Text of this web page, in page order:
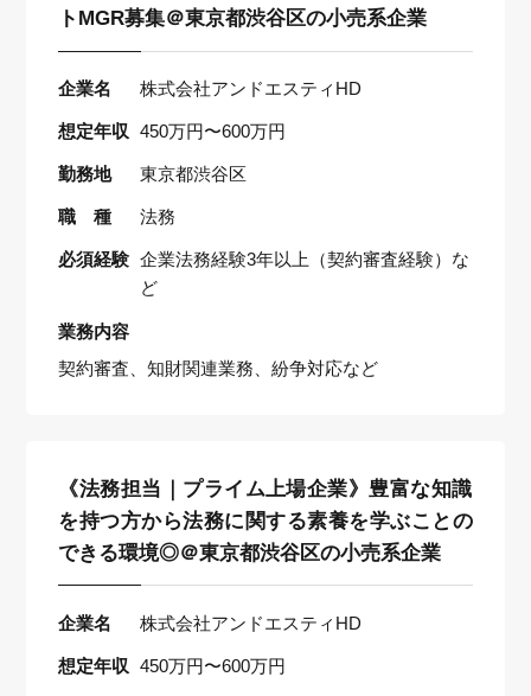
トMGR募集＠東京都渋谷区の小売系企業
企業名 株式会社アンドエスティHD
想定年収 450万円〜600万円
勤務地 東京都渋谷区
職 種 法務
必須経験 企業法務経験3年以上（契約審査経験）な
ど
業務内容
契約審査、知財関連業務、紛争対応など
《法務担当｜プライム上場企業》豊富な知識
を持つ方から法務に関する素養を学ぶことの
できる環境◎＠東京都渋谷区の小売系企業
企業名 株式会社アンドエスティHD
想定年収 450万円〜600万円